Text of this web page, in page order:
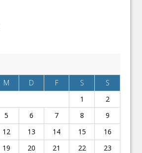
M D F S
S
1
2
5 6 7 8
9
12 13 14 15
16
19 20 21 22
23